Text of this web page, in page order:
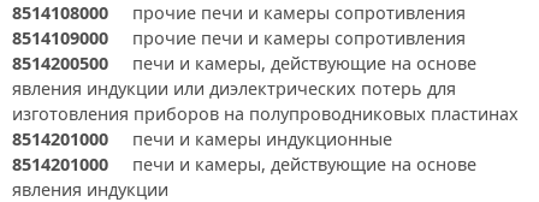
8514108000 прочие печи и камеры сопротивления
8514109000 прочие печи и камеры сопротивления
8514200500 печи и камеры, действующие на основе
явления индукции или диэлектрических потерь для
изготовления приборов на полупроводниковых пластинах
8514201000 печи и камеры индукционные
8514201000 печи и камеры, действующие на основе
явления индукции